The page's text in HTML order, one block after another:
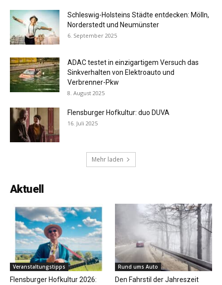
Schleswig-Holsteins Städte entdecken: Mölln,
Norderstedt und Neumünster
6. September 2025
ADAC testet in einzigartigem Versuch das
Sinkverhalten von Elektroauto und
Verbrenner-Pkw
8. August 2025
Flensburger Hofkultur: duo DUVA
16. Juli 2025
Mehr laden
Aktuell
Veranstaltungstipps
Flensburger Hofkultur 2026:
Rund ums Auto
Den Fahrstil der Jahreszeit